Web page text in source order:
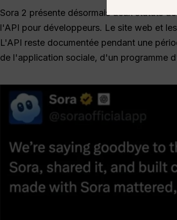
Sora 2 présente désormais deux statuts
l'API pour développeurs. Le site web et
L'API reste documentée pendant une
de l'application sociale, d'un programme